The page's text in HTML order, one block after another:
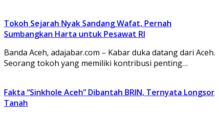
Tokoh Sejarah Nyak Sandang Wafat, Pernah
Sumbangkan Harta untuk Pesawat RI
Banda Aceh, adajabar.com – Kabar duka datang dari Aceh.
Seorang tokoh yang memiliki kontribusi penting…
Fakta “Sinkhole Aceh” Dibantah BRIN, Ternyata Longsor
Tanah